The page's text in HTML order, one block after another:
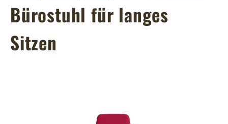
Bürostuhl für langes
Sitzen